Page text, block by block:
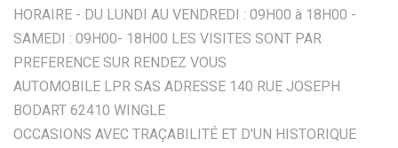
HORAIRE - DU LUNDI AU VENDREDI : 09H00 à 18H00 -
SAMEDI : 09H00- 18H00 LES VISITES SONT PAR
PREFERENCE SUR RENDEZ VOUS
AUTOMOBILE LPR SAS ADRESSE 140 RUE JOSEPH
BODART 62410 WINGLE
OCCASIONS AVEC TRAÇABILITÉ ET D'UN HISTORIQUE